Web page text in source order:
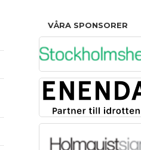
VÅRA SPONSORER